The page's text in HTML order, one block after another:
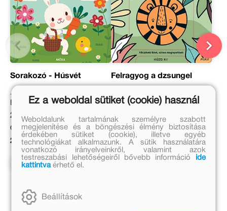
Sorakozó - Húsvét
Eredeti ár:
2 999 Ft
Online ár:
2 459 Ft
Kosárba
Felragyog a dzsungel
Eredeti ár:
2 999 Ft
Online ár:
2 459 Ft
Kosárba
Ez a weboldal sütiket (cookie) használ
Weboldalunk tartalmának személyre szabott
megjelenítése és a böngészési élmény biztosítása
érdekében sütiket (cookie), illetve egyéb
technológiákat alkalmazunk. A sütik használatára
vonatkozó irányelveinkről, valamint azok
testreszabási lehetőségeiről bővebb információ
ide
kattintvaérhető el.
Beállítások